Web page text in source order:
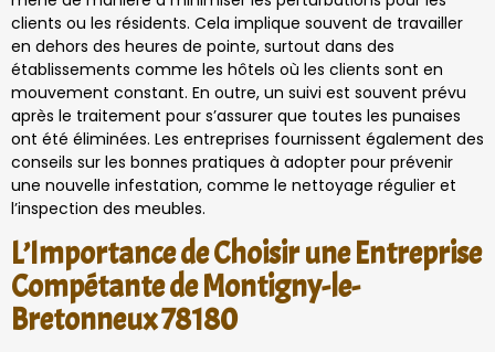
clients ou les résidents. Cela implique souvent de travailler
en dehors des heures de pointe, surtout dans des
établissements comme les hôtels où les clients sont en
mouvement constant. En outre, un suivi est souvent prévu
après le traitement pour s’assurer que toutes les punaises
ont été éliminées. Les entreprises fournissent également des
conseils sur les bonnes pratiques à adopter pour prévenir
une nouvelle infestation, comme le nettoyage régulier et
l’inspection des meubles.
L’Importance de Choisir une Entreprise
Compétante de Montigny-le-
Bretonneux 78180